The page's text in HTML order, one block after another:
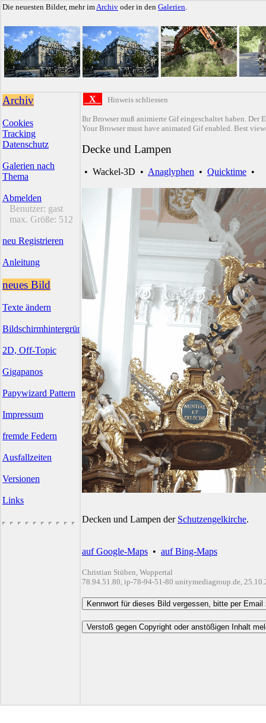
Die neuesten Bilder, mehr imArchiv oder in den Galerien.
Archiv
Cookies
Tracking
Datenschutz
Galerien nach
Thema
Abmelden
Benutzer: gast
max. Größe: 512
neu Registrieren
Anleitung
neues Bild
Texte ändern
Bildschirmhintergründe
2D, Off-Topic
Gigapanos
Papywizard Pattern
Impressum
fremde Federn
Ausfallzeiten
Versionen
Links
X Hinweis schliessen
Ihr Browser muß animierte Gif eingeschaltet haben. Der
Your Browser must have animated Gif enabled. Best
Decke und Lampen
• Wackel-3D • Anaglyphen • Quicktime •
Decken und Lampen der Schutzengelkirche.
auf Google-Maps • auf Bing-Maps
Christian Stüben, Wuppertal
78.94.51.80, ip-78-94-51-80.unitymediagroup.de,